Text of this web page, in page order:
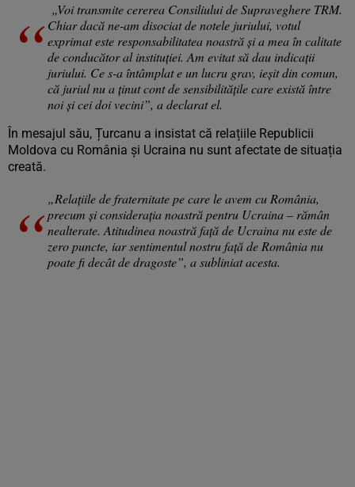
„Voi transmite cererea Consiliului de Supraveghere TRM.
Chiar dacă ne-am disociat de notele juriului, votul
exprimat este responsabilitatea noastră și a mea în calitate
de conducător al instituției. Am evitat să dau indicații
juriului. Ce s-a întâmplat e un lucru grav, ieșit din comun,
că juriul nu a ținut cont de sensibilitățile care există între
noi și cei doi vecini”, a declarat el.
În mesajul său, Țurcanu a insistat că relațiile Republicii
Moldova cu România și Ucraina nu sunt afectate de situația
creată.
„Relațiile de fraternitate pe care le avem cu România,
precum și considerația noastră pentru Ucraina – rămân
nealterate. Atitudinea noastră față de Ucraina nu este de
zero puncte, iar sentimentul nostru față de România nu
poate fi decât de dragoste”, a subliniat acesta.